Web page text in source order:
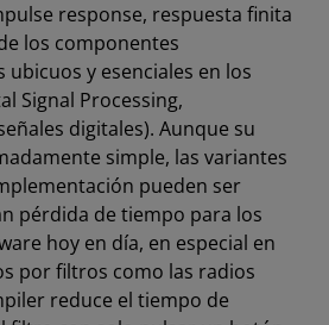
response, respuesta finita
los componentes
y esenciales en los
Signal Processing,
digitales). Aunque su
simple, las variantes
pueden ser
pérdida de tiempo para los
hoy en día, en especial en
por filtros como las radios
reduce el tiempo de